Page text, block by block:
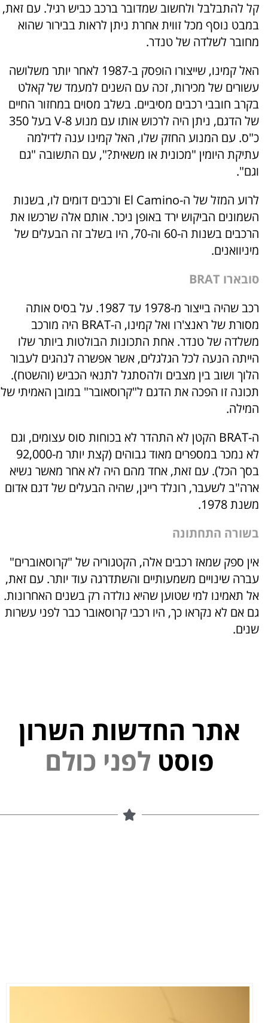
קל להתבלבל ולחשוב שמדובר ברכב כביש רגיל. עם זאת,
במבט נוסף מכל זווית אחרת ניתן לראות בבירור שהוא
מחובר לשלדה של טנדר.
האל קמינו, שייצורו הופסק ב-1987 לאחר יותר משלושה
עשורים של מכירות, זכה עם השנים למעמד של קאלט
בקרב חובבי רכבים מסיביים. בשלב מסוים במחזור החיים
של הדגם, ניתן היה לרכוש אותו עם מנוע V-8 בעל 350
כ"ס. עם המנוע החזק שלו, האל קמינו ענה לדילמה
עתיקת היומין "מכונית או משאית?", עם התשובה "גם
וגם".
לרוע המזל של ה-El Camino ורכבים דומים לו, בשנות
השמונים הביקוש ירד באופן ניכר. אותם אלה שרכשו את
הרכבים בשנות ה-60 וה-70, היו בשלב זה הבעלים של
מיניוואנים.
סובארו BRAT
רכב שהיה בייצור מ-1978 עד 1987. על בסיס אותה
מסורת של ראנצ'רו ואל קמינו, ה-BRAT היה מורכב
משלדה של טנדר. אחת התכונות הבולטות ביותר שלו
הייתה הנעה לכל הגלגלים, אשר אפשרה לנהגים לעבור
הלוך ושוב בין מצבים ולהסתגל לתנאי הכביש (והשטח).
תכונה זו הפכה את הדגם ל"קרוסאובר" במובן האמיתי של
המילה.
ה-BRAT הקטן לא התהדר לא בכוחות סוס עצומים, וגם
לא נמכר במספרים מאוד גבוהים (קצת יותר מ-92,000
בסך הכל). עם זאת, אחד מהם היה לא אחר מאשר נשיא
ארה"ב לשעבר, רונלד רייגן, שהיה הבעלים של דגם אדום
משנת 1978.
בשורה התחתונה
אין ספק שמאז רכבים אלה, הקטגוריה של "קרוסאוברים"
עברה שינויים משמעותיים והשתדרגה עוד יותר. עם זאת,
אל תאמינו למי שטוען שהיא נולדה רק בשנים האחרונות.
גם אם לא נקראו כך, היו רכבי קרוסאובר כבר לפני עשרות
שנים.
אתר החדשות השרון
פוסט
ל ם